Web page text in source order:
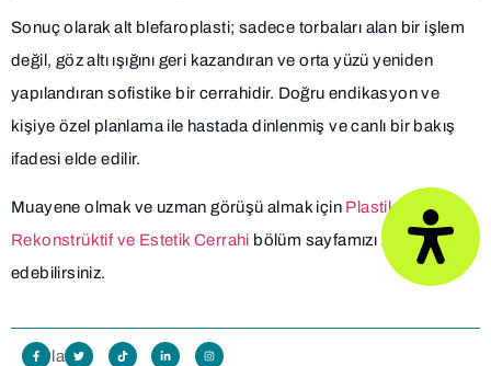
Sonuç olarak alt blefaroplasti; sadece torbaları alan bir işlem
değil, göz altı ışığını geri kazandıran ve orta yüzü yeniden
yapılandıran sofistike bir cerrahidir. Doğru endikasyon ve
kişiye özel planlama ile hastada dinlenmiş ve canlı bir bakış
ifadesi elde edilir.
Muayene olmak ve uzman görüşü almak için Plastik
Rekonstrüktif ve Estetik Cerrahi bölüm sayfamızı ziyaret
edebilirsiniz.
Paylaş